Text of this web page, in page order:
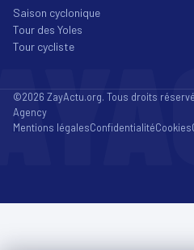
Saison cyclonique
Tour des Yoles
Tour cycliste
©2026 ZayActu.org. Tous droits
Agency
Mentions légalesConfidentialitéCookies